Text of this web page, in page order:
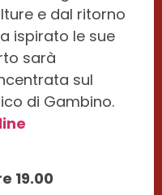
e dal ritorno
ispirato le sue
sarà
sul
di Gambino.
19.00